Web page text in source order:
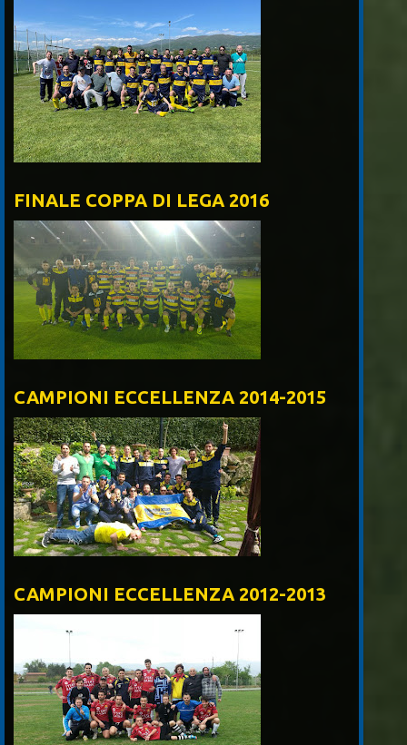
FINALE COPPA DI LEGA 2016
CAMPIONI ECCELLENZA 2014-2015
CAMPIONI ECCELLENZA 2012-2013